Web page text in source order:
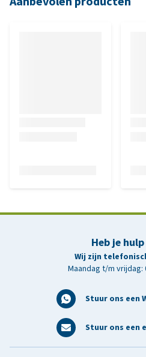
Heb je
Wij zijn
Maandag t/m vrijdag:
Stuur ons een
Stuur ons een